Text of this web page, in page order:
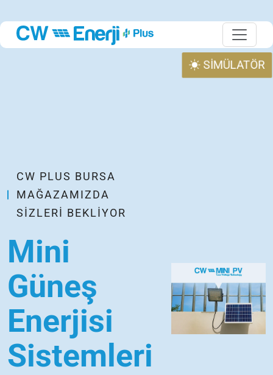
SİMÜLATÖR
CW PLUS BURSA
MAĞAZAMIZDA
SIZLERI BEKLIYOR
Mini
Güneş
Enerjisi
Sistemleri